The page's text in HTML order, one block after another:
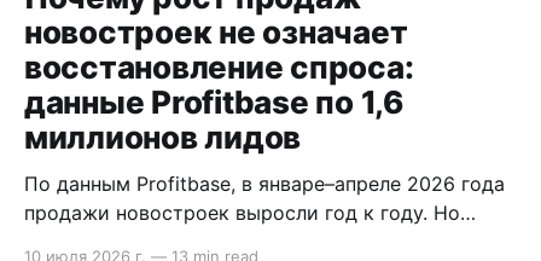
новостроек не означает
восстановление спроса:
данные Profitbase по 1,6
миллионов лидов
По данным Profitbase, в январе–апреле 2026 года
продажи новостроек выросли год к году. Но
10 июля 2026 г. — 13 min read